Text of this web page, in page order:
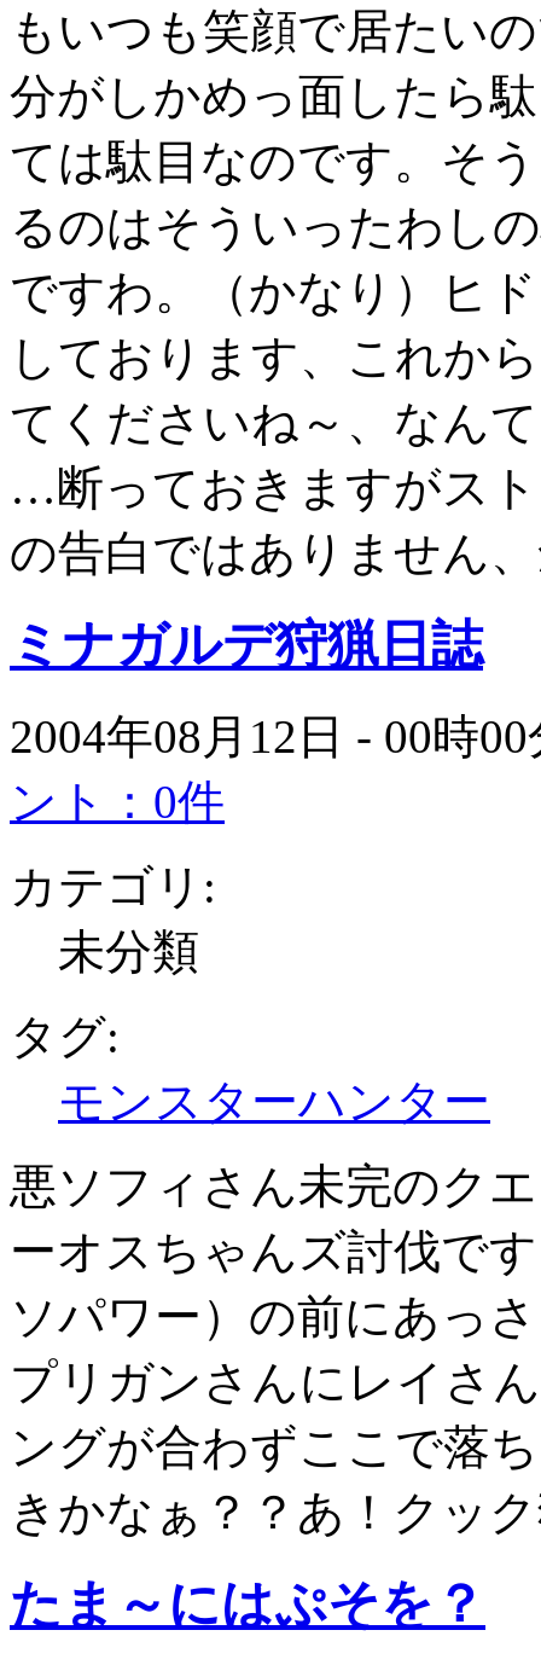
もいつも笑顔で居たい
分がしかめっ面したら
ては駄目なのです。そ
るのはそういったわし
ですわ。（かなり）ヒ
しております、これか
てくださいね～、なん
…断っておきますがス
の告白ではありません
ミナガルデ狩猟日誌
2004年08月12日 - 00時
ント：0件
カテゴリ:
未分類
タグ:
モンスターハンター
悪ソフィさん未完のク
ーオスちゃんズ討伐で
ソパワー）の前にあっ
プリガンさんにレイさ
ングが合わずここで落
きかなぁ？？あ！クッ
たま～にはぷそを？